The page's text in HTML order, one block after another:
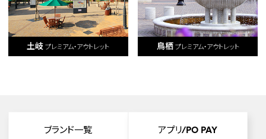
土岐 プレミアム・アウトレット 鳥栖 プレミアム・アウトレット
ブランド一覧 アプリ/PO PAY